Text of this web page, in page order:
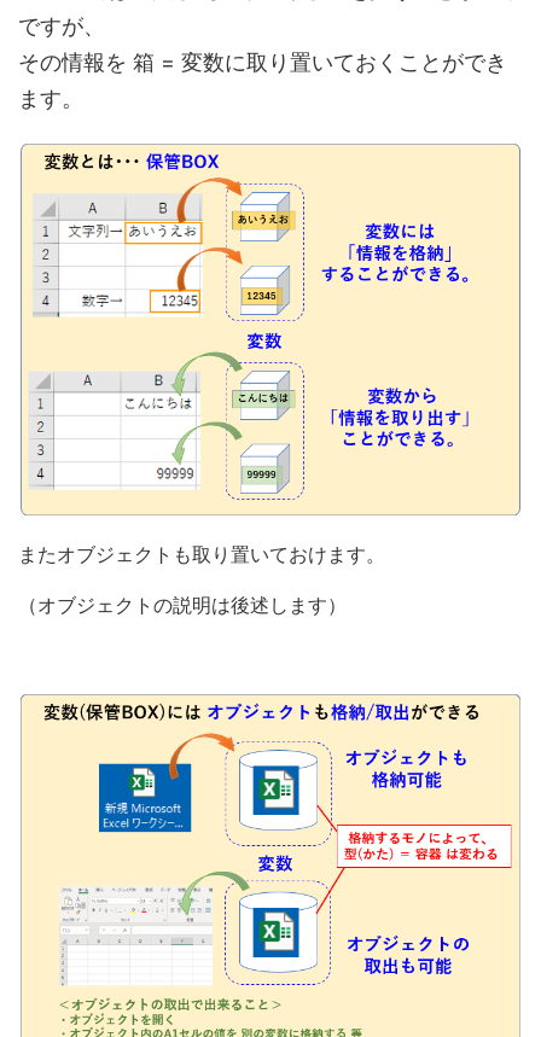
ですが、
その情報を 箱 = 変数に取り置いておくことができ
ます。
またオブジェクトも取り置いておけます。
（オブジェクトの説明は後述します）